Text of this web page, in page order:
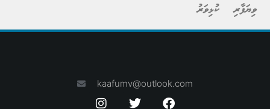
ވިޔަފާރި
ކުޅިވަރު
kaafumv@outlook.com